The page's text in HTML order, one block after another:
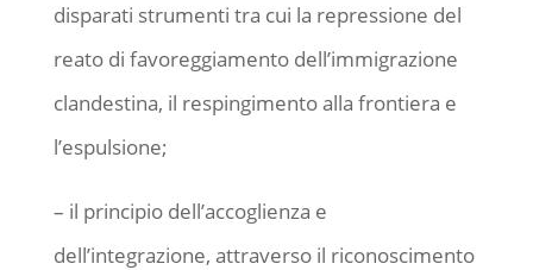
disparati strumenti tra cui la repressione del
reato di favoreggiamento dell’immigrazione
clandestina, il respingimento alla frontiera e
l’espulsione;
– il principio dell’accoglienza e
dell’integrazione, attraverso il riconoscimento